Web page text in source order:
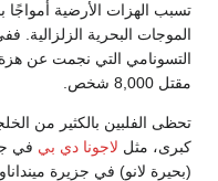
تسبب الهزات الأرضية أمواجًا
التسونامي التي نجمت عن
مقتل 8,000 شخص.
تحظى الفلبين بالكثير من
كبرى، مثل لاجونا دي بي في
(بحيرة لانو) في جزيرة